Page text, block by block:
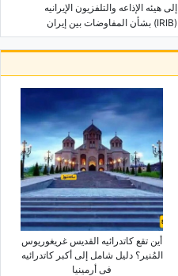
إلى هیئه الإذاعه والتلفزیون الإیرانیه
(IRIB) بشأن المفاوضات بین إیران
والولایات المتحده: «هذا عبث بأمن البلاد؛
لا تصبوا الزیت على نار الخلافات!»
أین تقع کاتدرائیه القدیس غریغوریوس
المُنیر؟ دلیل شامل إلى أکبر کاتدرائیه
فی أرمینیا